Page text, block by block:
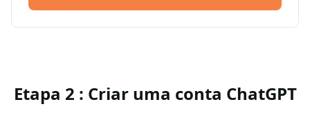
Etapa 2 : Criar uma conta ChatGPT